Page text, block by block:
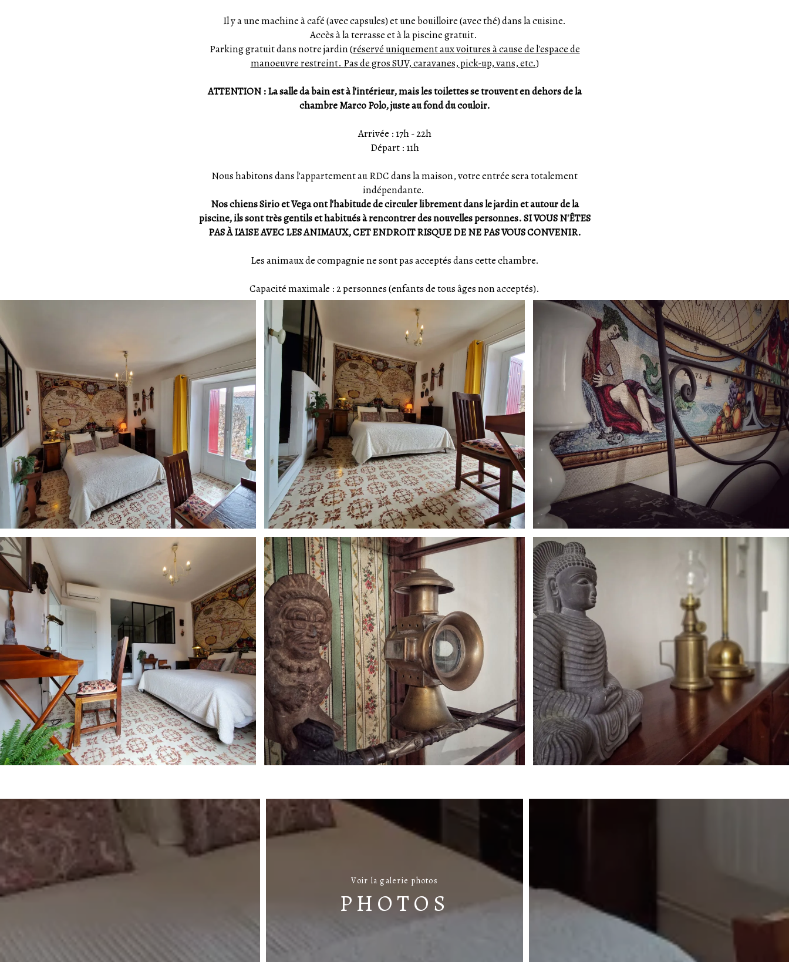
Il y a une machine à café (avec capsules) et une bouilloire (avec thé) dans la cuisine.
Accès à la terrasse et à la piscine gratuit.
Parking gratuit dans notre jardin (réservé uniquement aux voitures à cause de l'espace de
manoeuvre restreint. Pas de gros SUV, caravanes, pick-up, vans, etc.)
ATTENTION : La salle da bain est à l'intérieur, mais les toilettes se trouvent en dehors de la
chambre Marco Polo, juste au fond du couloir.
Arrivée : 17h - 22h
Départ : 11h
Nous habitons dans l'appartement au RDC dans la maison, votre entrée sera totalement
indépendante.
Nos chiens Sirio et Vega ont l'habitude de circuler librement dans le jardin et autour de la
piscine, ils sont très gentils et habitués à rencontrer des nouvelles personnes. SI VOUS N'ÊTES
PAS À L'AISE AVEC LES ANIMAUX, CET ENDROIT RISQUE DE NE PAS VOUS CONVENIR.
Les animaux de compagnie ne sont pas acceptés dans cette chambre.
Capacité maximale : 2 personnes (enfants de tous âges non acceptés).
Voir la galerie photos
PHOTOS